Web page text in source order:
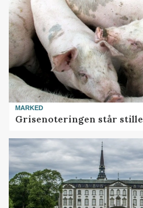
MARKED
Grisenoteringen står stille